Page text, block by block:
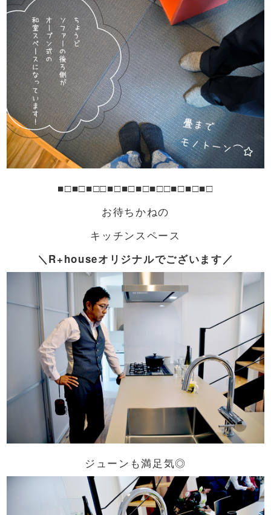
■□■□■□□■□■□■□■□□■□■□■□
お待ちかねの
キッチンスペース
＼R+houseオリジナルでございます／
ジューンも満足気◎